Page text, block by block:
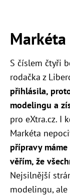
S číslem čtyři
rodačka z
přihlásila,
modelingu a
pro eXtra.cz. I
Markéta
přípravy
věřím, že
Nejsilnější
modelingu,